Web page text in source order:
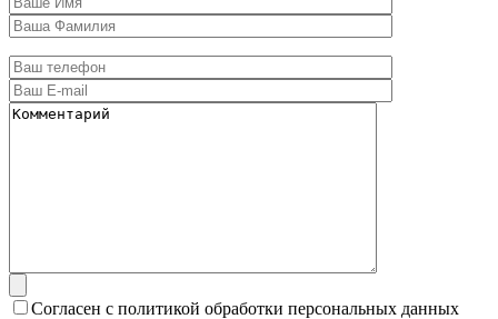
Согласен с политикой обработки персональных данных